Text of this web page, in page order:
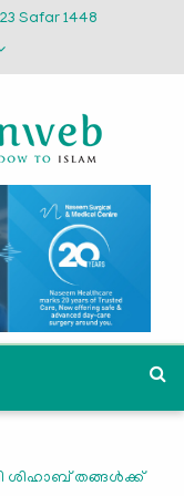
23 Safar 1448
ശിഹാബ് തങ്ങള്‍ക്ക്